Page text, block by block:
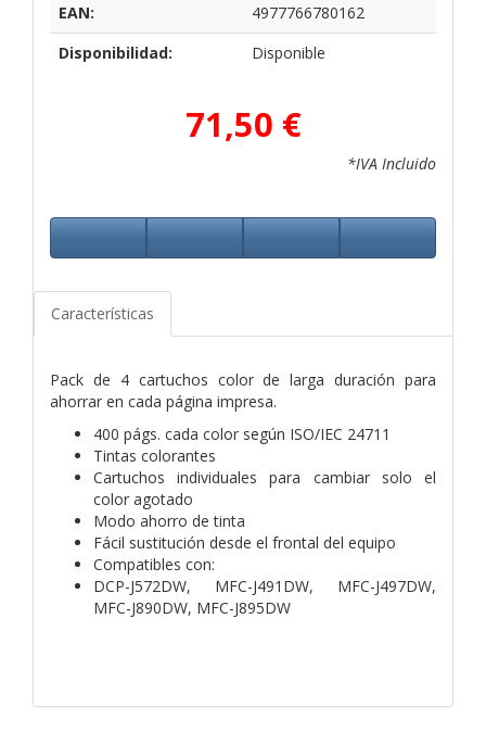
EAN:
4977766780162
Disponibilidad:
Disponible
71,50 €
*IVA Incluido
Características
Pack de 4 cartuchos color de larga duración para
ahorrar en cada página impresa.
400 págs. cada color según ISO/IEC 24711
Tintas colorantes
Cartuchos individuales para cambiar solo el
color agotado
Modo ahorro de tinta
Fácil sustitución desde el frontal del equipo
Compatibles con:
DCP-J572DW, MFC-J491DW, MFC-J497DW,
MFC-J890DW, MFC-J895DW